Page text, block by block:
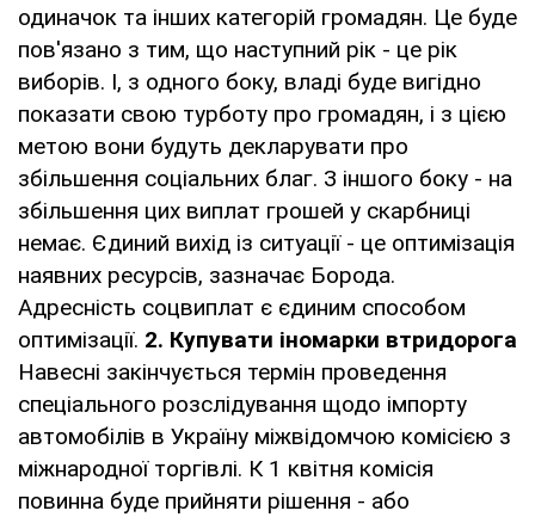
одиначок та інших категорій громадян. Це буде
пов'язано з тим, що наступний рік - це рік
виборів. І, з одного боку, владі буде вигідно
показати свою турботу про громадян, і з цією
метою вони будуть декларувати про
збільшення соціальних благ. З іншого боку - на
збільшення цих виплат грошей у скарбниці
немає. Єдиний вихід із ситуації - це оптимізація
наявних ресурсів, зазначає Борода.
Адресність соцвиплат є єдиним способом
оптимізації. 2. Купувати іномарки втридорога
Навесні закінчується термін проведення
спеціального розслідування щодо імпорту
автомобілів в Україну міжвідомчою комісією з
міжнародної торгівлі. К 1 квітня комісія
повинна буде прийняти рішення - або